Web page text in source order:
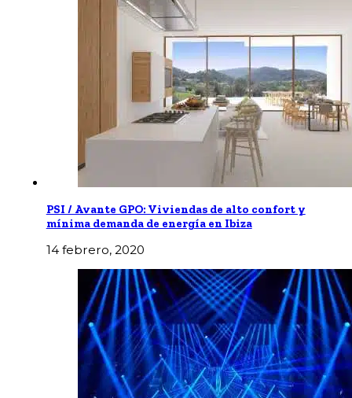
PSI / Avante GPO: Viviendas de alto confort y
mínima demanda de energía en Ibiza
14 febrero, 2020